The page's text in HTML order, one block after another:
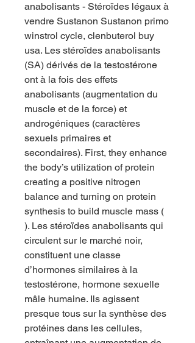
anabolisants - Stéroïdes légaux à
vendre Sustanon Sustanon primo
winstrol cycle, clenbuterol buy
usa. Les stéroïdes anabolisants
(SA) dérivés de la testostérone
ont à la fois des effets
anabolisants (augmentation du
muscle et de la force) et
androgéniques (caractères
sexuels primaires et
secondaires). First, they enhance
the body’s utilization of protein
creating a positive nitrogen
balance and turning on protein
synthesis to build muscle mass (
). Les stéroïdes anabolisants qui
circulent sur le marché noir,
constituent une classe
d’hormones similaires à la
testostérone, hormone sexuelle
mâle humaine. Ils agissent
presque tous sur la synthèse des
protéines dans les cellules,